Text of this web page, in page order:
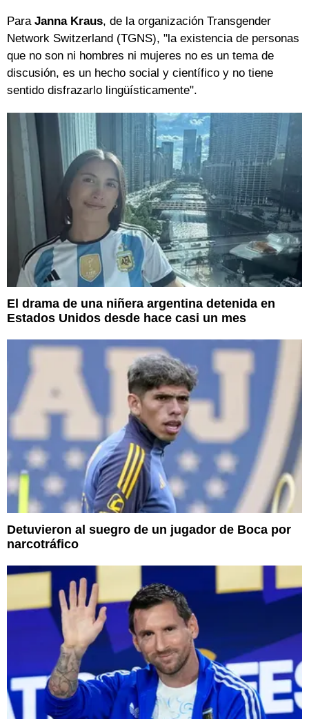
ParaJanna Kraus, de la organización Transgender
Network Switzerland (TGNS), "la existencia de personas
que no son ni hombres ni mujeres no es un tema de
discusión, es un hecho social y científico y no tiene
sentido disfrazarlo lingüísticamente".
El drama de una niñera argentina detenida en
Estados Unidos desde hace casi un mes
Detuvieron al suegro de un jugador de Boca por
narcotráfico